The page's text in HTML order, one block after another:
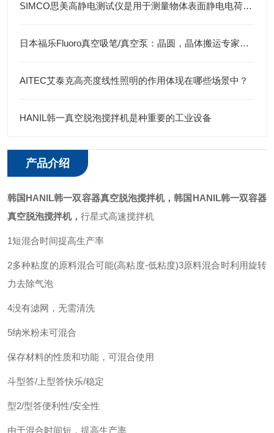
SIMCO思美高静电测试仪是用于测量物体表面静电电荷的重要工具
日本福乐Fluoro真空吸笔/真空泵：晶圆，晶体搬运专家，高效无损操作
AITEC艾泰克高亮度线性照明的作用体现在哪些场景中？
HANIL韩一真空脱泡搅拌机是种重要的工业设备
产品介绍
韩国HANIL韩一双容器真空脱泡搅拌机，韩国HANIL韩一双容器
真空脱泡搅拌机， 行星式高速搅拌机
1短混合时间提高生产率
2多种粘度的原料混合可能(高粘度-低粘度)3原料混合时利用旋转
力去除气泡
4没有滤网，无需清洗
5纳米粉未可混合
保存材料的性质和功能，可混合使用
斗型答/上型答快乐/稳定
型2/型答便利性/安全性
由于混合时间短，提高生产率